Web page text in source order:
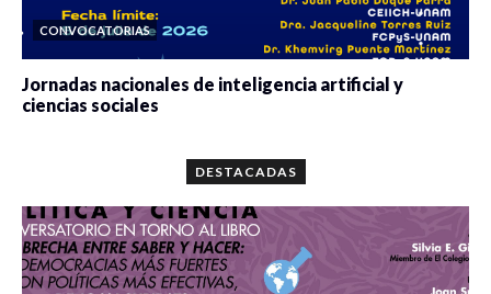
CONVOCATORIAS
Jornadas nacionales de inteligencia artificial y
ciencias sociales
DESTACADAS